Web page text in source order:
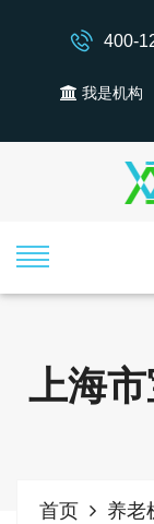
400-
我是机构
上海
首页 养老